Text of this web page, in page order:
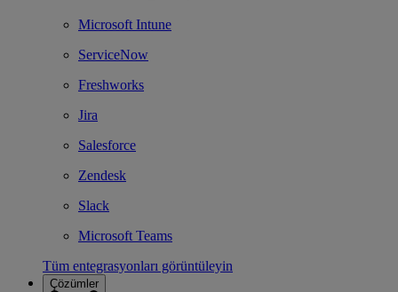
Microsoft Intune
ServiceNow
Freshworks
Jira
Salesforce
Zendesk
Slack
Microsoft Teams
Tüm entegrasyonları görüntüleyin
Çözümler